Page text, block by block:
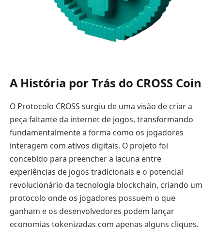
A História por Trás do CROSS Coin
O Protocolo CROSS surgiu de uma visão de criar a
peça faltante da internet de jogos, transformando
fundamentalmente a forma como os jogadores
interagem com ativos digitais. O projeto foi
concebido para preencher a lacuna entre
experiências de jogos tradicionais e o potencial
revolucionário da tecnologia blockchain, criando um
protocolo onde os jogadores possuem o que
ganham e os desenvolvedores podem lançar
economias tokenizadas com apenas alguns cliques.